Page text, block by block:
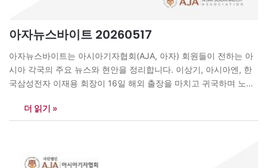
아자뉴스바이트 20260517
아자뉴스바이트는 아시아기자협회(AJA, 아자) 회원들이 전하는 아
시아 각국의 주요 뉴스와 현안을 정리합니다. 이상기, 아시아엔, 한
국삼성전자 이재용 회장이 16일 해외 출장을 마치고 귀국하며 노조
리겠다”고 밝혔다. 그는 “삼성은 한 몸 한 가족”이라며 “지금은 힘을
모아 한 방향으로 나아가야 할 때”라고 강조했다. 또…
더 읽기 »